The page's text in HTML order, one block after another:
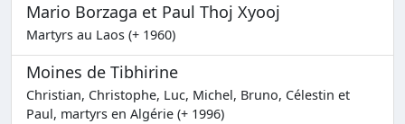
Mario Borzaga et Paul Thoj Xyooj
Martyrs au Laos (+ 1960)
Moines de Tibhirine
Christian, Christophe, Luc, Michel, Bruno, Célestin et
Paul, martyrs en Algérie (+ 1996)